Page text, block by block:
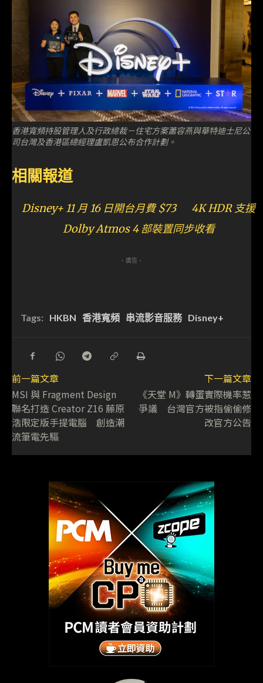
香港寬頻持股管理人及行政總裁－住宅方案蕭容燕與華特迪士尼公
司台灣及香港區總經理盧凱恩公布合作計劃。
相關報道
Disney+ 11 月 16 日開台月費 $73 4K HDR 支援
Dolby Atmos 4 部裝置同步收看
- 廣告 -
Tags: HKBN 香港寬頻 串流影音服務 Disney+
前一篇文章
MSI 與 Fragment Design
聯名打造 Creator Z16 藤原
浩限定版手提電腦 創造潮
流筆電先驅
下一篇文章
《天堂 M》轉蛋實際機率惹
爭議 台灣官方被指偷偷修
改官方公告